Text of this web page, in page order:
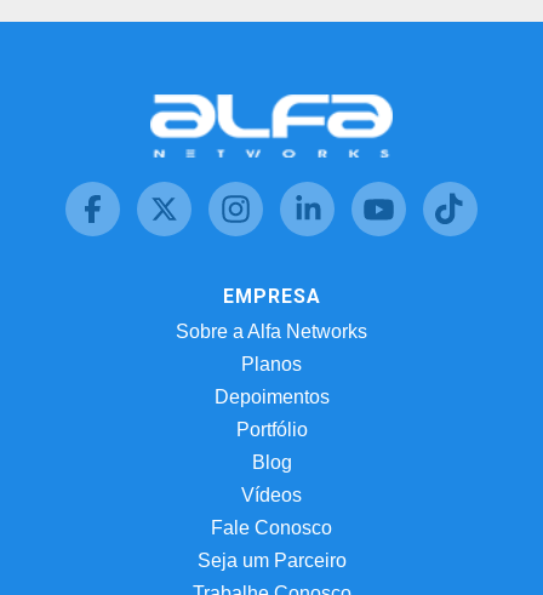
EMPRESA
Sobre a Alfa Networks
Planos
Depoimentos
Portfólio
Blog
Vídeos
Fale Conosco
Seja um Parceiro